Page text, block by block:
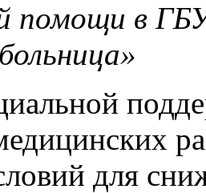
помощи в
для